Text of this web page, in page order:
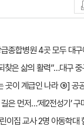
글자
이집 교사 2명 아동학대